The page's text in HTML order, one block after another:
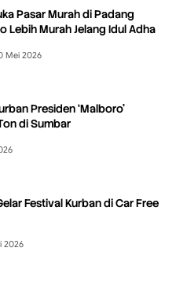
Pasar Murah di Padang
Lebih Murah Jelang Idul Adha
Mei 2026
Presiden ‘Malboro’
di Sumbar
Festival Kurban di Car Free
2026